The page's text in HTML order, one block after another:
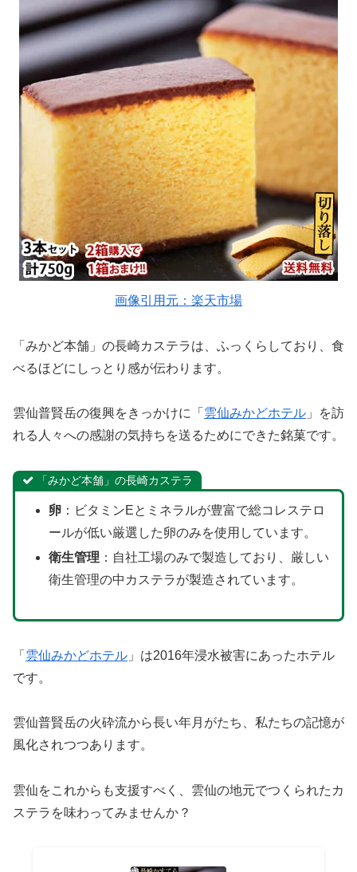
画像引用元：楽天市場
「みかど本舗」の長崎カステラは、ふっくらしており、食
べるほどにしっとり感が伝わります。
雲仙普賢岳の復興をきっかけに「 雲仙みかどホテル 」を訪
れる人々への感謝の気持ちを送るためにできた銘菓です。
「みかど本舗」の長崎カステラ
卵：ビタミンEとミネラルが豊富で総コレステロ
ールが低い厳選した卵のみを使用しています。
衛生管理 ：自社工場のみで製造しており、厳しい
衛生管理の中カステラが製造されています。
「 雲仙みかどホテル 」は2016年浸水被害にあったホテル
です。
雲仙普賢岳の火砕流から長い年月がたち、私たちの記憶が
風化されつつあります。
雲仙をこれからも支援すべく、雲仙の地元でつくられたカ
ステラを味わってみませんか？